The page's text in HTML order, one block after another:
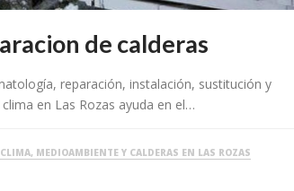
de calderas
reparación, instalación, sustitución y
en Las Rozas ayuda en el…
CLIMA, MEDIOAMBIENTE Y CALDERAS EN LAS ROZAS